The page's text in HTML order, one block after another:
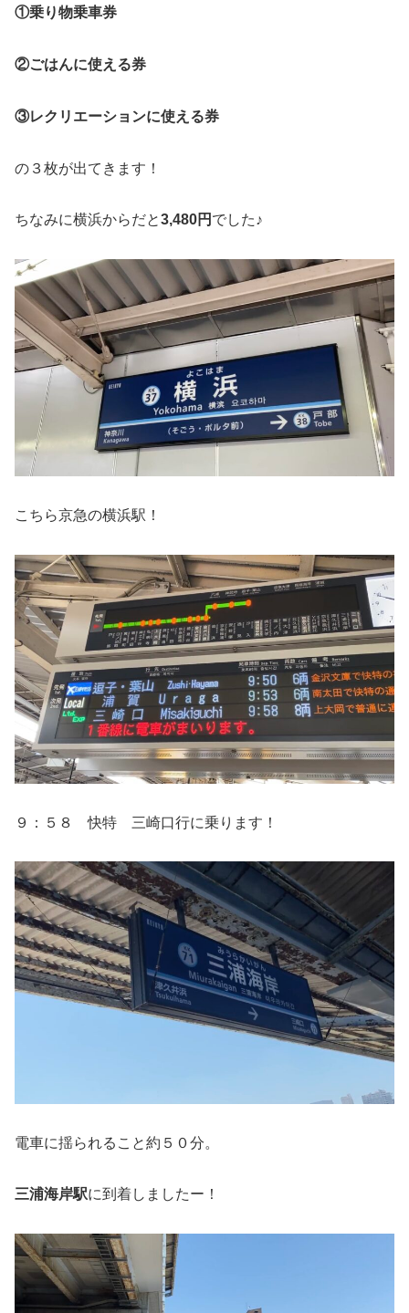
①乗り物乗車券
②ごはんに使える券
③レクリエーションに使える券
の３枚が出てきます！
ちなみに横浜からだと3,480円 でした♪
こちら京急の横浜駅！
９：５８ 快特 三崎口行に乗ります！
電車に揺られること約５０分。
三浦海岸駅に到着しましたー！